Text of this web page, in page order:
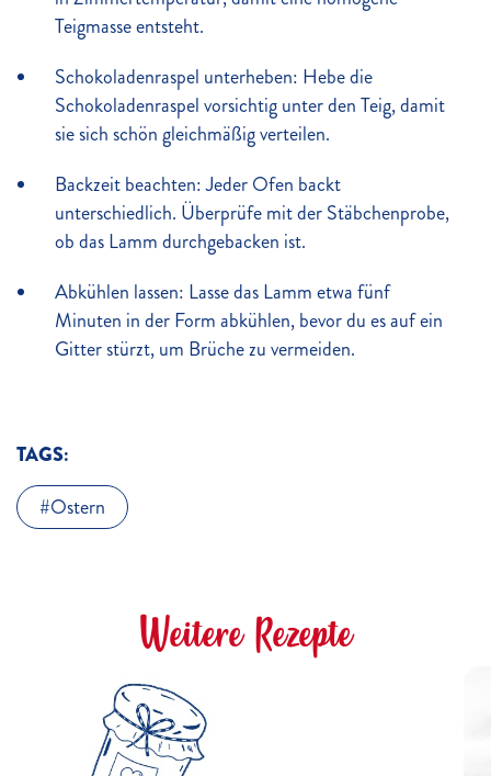
Teigmasse entsteht.
Schokoladenraspel unterheben: Hebe die
Schokoladenraspel vorsichtig unter den Teig, damit
sie sich schön gleichmäßig verteilen.
Backzeit beachten: Jeder Ofen backt
unterschiedlich. Überprüfe mit der Stäbchenprobe,
ob das Lamm durchgebacken ist.
Abkühlen lassen: Lasse das Lamm etwa fünf
Minuten in der Form abkühlen, bevor du es auf ein
Gitter stürzt, um Brüche zu vermeiden.
TAGS:
Ostern
Weitere Rezepte